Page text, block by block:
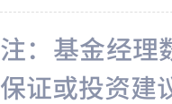
注：基金经理
保证或投资建